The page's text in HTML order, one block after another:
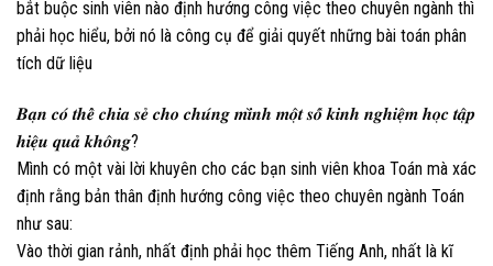
bắt buộc sinh viên nào định hướng công việc theo chuyên ngành thì
phải học hiểu, bởi nó là công cụ để giải quyết những bài toán phân
tích dữ liệu
𝑩𝒂̣𝒏 𝒄𝒐́ 𝒕𝒉𝒆̂̉ 𝒄𝒉𝒊𝒂 𝒔𝒆̉ 𝒄𝒉𝒐 𝒄𝒉𝒖́𝒏𝒈 𝒎𝒊̀𝒏𝒉 𝒎𝒐̣̂𝒕 𝒔𝒐̂́ 𝒌𝒊𝒏𝒉 𝒏𝒈𝒉𝒊𝒆̣̂𝒎 𝒉𝒐̣𝒄 𝒕𝒂̣̂𝒑
𝒉𝒊𝒆̣̂𝒖 𝒒𝒖𝒂̉ 𝒌𝒉𝒐̂𝒏𝒈?
Mình có một vài lời khuyên cho các bạn sinh viên khoa Toán mà xác
định rằng bản thân định hướng công việc theo chuyên ngành Toán
như sau:
Vào thời gian rảnh, nhất định phải học thêm Tiếng Anh, nhất là kĩ